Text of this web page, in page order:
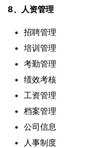
8、人资管理
招聘管理
培训管理
考勤管理
绩效考核
工资管理
档案管理
公司信息
人事制度